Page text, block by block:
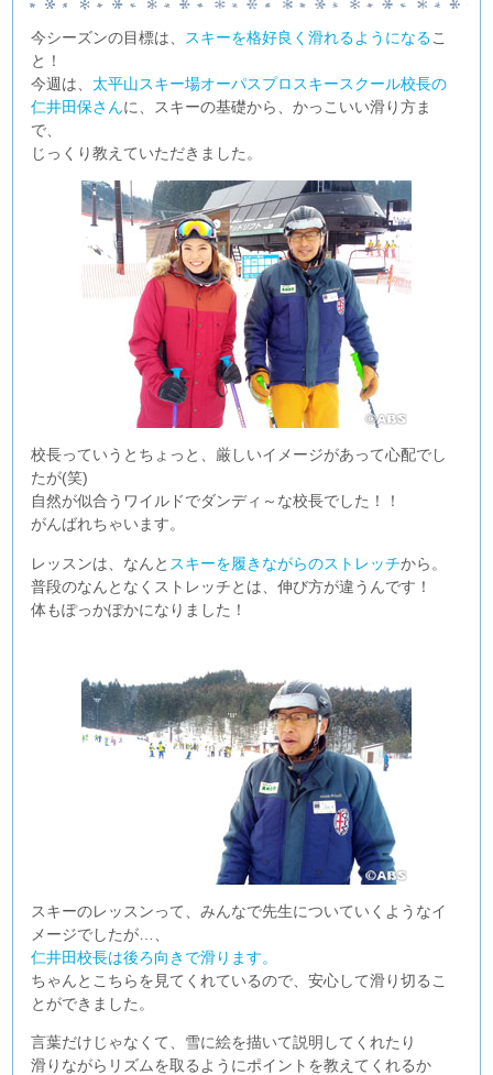
今シーズンの目標は、 スキーを格好良く滑れるようになるこ
と！
今週は、 太平山スキー場オーパスプロスキースクール校長の
仁井田保さんに、スキーの基礎から、かっこいい滑り方ま
で、
じっくり教えていただきました。
校長っていうとちょっと、厳しいイメージがあって心配でし
たが(笑)
自然が似合うワイルドでダンディ～な校長でした！！
がんばれちゃいます。
レッスンは、なんと スキーを履きながらのストレッチから。
普段のなんとなくストレッチとは、伸び方が違うんです！
体もぽっかぽかになりました！
スキーのレッスンって、みんなで先生についていくようなイ
メージでしたが…、
仁井田校長は後ろ向きで滑ります。
ちゃんとこちらを見てくれているので、安心して滑り切るこ
とができました。
言葉だけじゃなくて、雪に絵を描いて説明してくれたり
滑りながらリズムを取るようにポイントを教えてくれるか